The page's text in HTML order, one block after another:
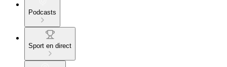
Podcasts
Sport en direct